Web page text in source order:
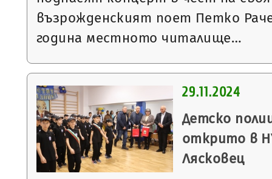
възрожденският поет Петко
година местното читалище…
29.11.2024
Детско
открито в
Лясковец